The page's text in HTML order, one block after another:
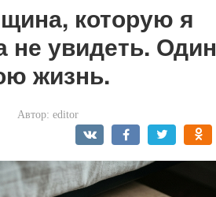
которую я
не увидеть. Один
жизнь.
Автор: editor